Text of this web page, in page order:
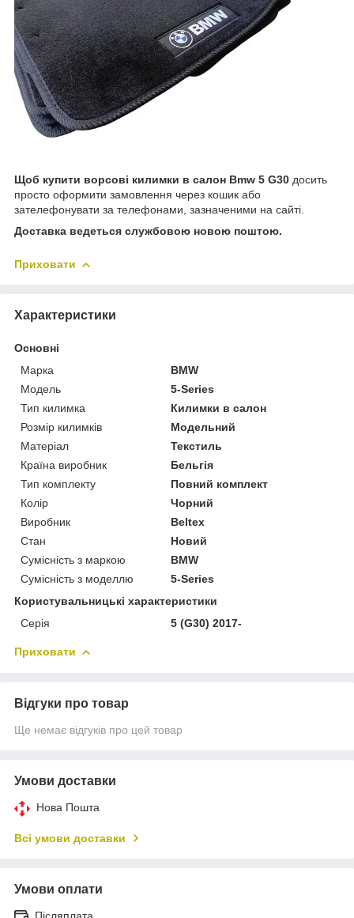
Щоб купити ворсові килимки в салон Bmw 5 G30 досить
просто оформити замовлення через кошик або
зателефонувати за телефонами, зазначеними на сайті.
Доставка ведеться службовою новою поштою.
Приховати
Характеристики
Основні
Марка
BMW
Модель
5-Series
Тип килимка
Килимки в салон
Розмір килимків
Модельний
Матеріал
Текстиль
Країна виробник
Бельгія
Тип комплекту
Повний комплект
Колір
Чорний
Виробник
Beltex
Стан
Новий
Сумісність з маркою
BMW
Сумісність з моделлю
5-Series
Користувальницькі характеристики
Серія
5 (G30) 2017-
Приховати
Відгуки про товар
Ще немає відгуків про цей товар
Умови доставки
Нова Пошта
Всі умови доставки
Умови оплати
Післяплата